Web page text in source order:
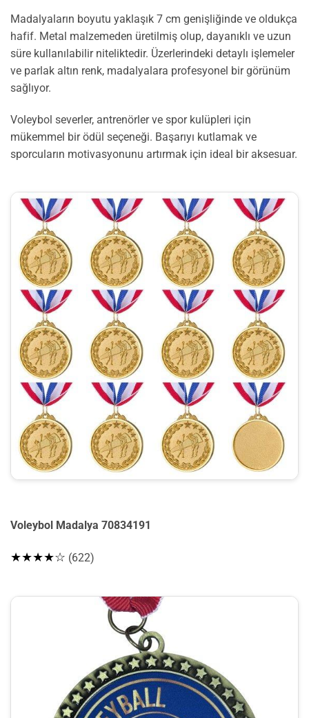
Madalyaların boyutu yaklaşık 7 cm genişliğinde ve oldukça
hafif. Metal malzemeden üretilmiş olup, dayanıklı ve uzun
süre kullanılabilir niteliktedir. Üzerlerindeki detaylı işlemeler
ve parlak altın renk, madalyalara profesyonel bir görünüm
sağlıyor.
Voleybol severler, antrenörler ve spor kulüpleri için
mükemmel bir ödül seçeneği. Başarıyı kutlamak ve
sporcuların motivasyonunu artırmak için ideal bir aksesuar.
Voleybol Madalya 70834191
★★★★☆ (622)